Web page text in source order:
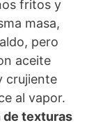
fritos y
masa,
pero
aceite
crujiente
al vapor.
de texturas